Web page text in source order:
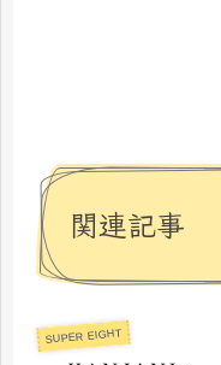
関連記事
SUPER EIGHT